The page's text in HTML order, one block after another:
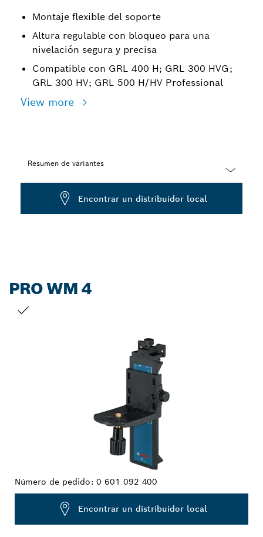
Montaje flexible del soporte
Altura regulable con bloqueo para una
nivelación segura y precisa
Compatible con GRL 400 H; GRL 300 HVG;
GRL 300 HV; GRL 500 H/HV Professional
View more
Resumen de variantes
Dropdown
Encontrar un distribuidor local
PRO WM 4
Número de pedido: 0 601 092 400
Encontrar un distribuidor local